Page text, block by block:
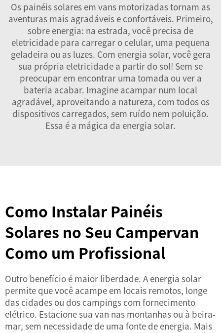
Os painéis solares em vans motorizadas tornam as
aventuras mais agradáveis e confortáveis. Primeiro,
sobre energia: na estrada, você precisa de
eletricidade para carregar o celular, uma pequena
geladeira ou as luzes. Com energia solar, você gera
sua própria eletricidade a partir do sol! Sem se
preocupar em encontrar uma tomada ou ver a
bateria acabar. Imagine acampar num local
agradável, aproveitando a natureza, com todos os
dispositivos carregados, sem ruído nem poluição.
Essa é a mágica da energia solar.
Como Instalar Painéis
Solares no Seu Campervan
Como um Profissional
Outro benefício é maior liberdade. A energia solar
permite que você acampe em locais remotos, longe
das cidades ou dos campings com fornecimento
elétrico. Estacione sua van nas montanhas ou à beira-
mar, sem necessidade de uma fonte de energia. Mais